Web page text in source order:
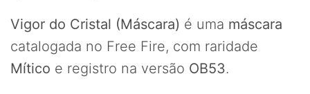
Vigor do Cristal (Máscara) é uma máscara
catalogada no Free Fire, com raridade
Mítico e registro na versão OB53.